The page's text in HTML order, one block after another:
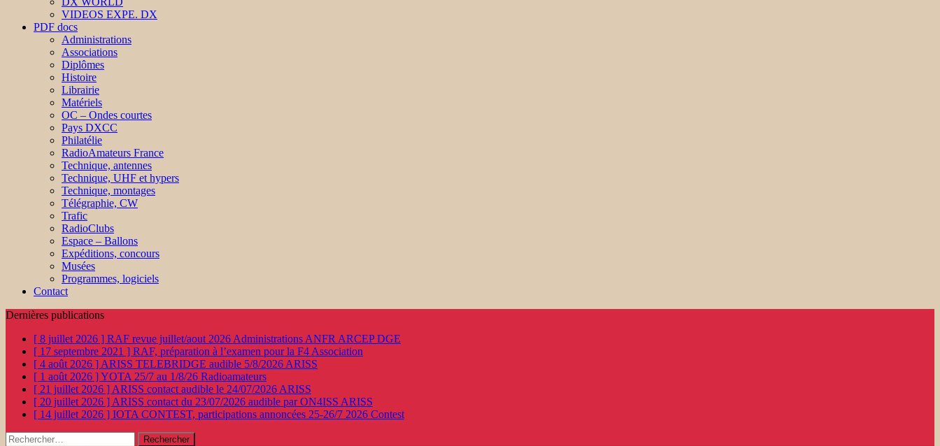
VIDEOS EXPE. DX
PDF docs
Administrations
Associations
Diplômes
Histoire
Librairie
Matériels
OC – Ondes courtes
Pays DXCC
Philatélie
RadioAmateurs France
Technique, antennes
Technique, UHF et hypers
Technique, montages
Télégraphie, CW
Trafic
RadioClubs
Espace – Ballons
Expéditions, concours
Musées
Programmes, logiciels
Contact
Dernières publications
[ 8 juillet 2026 ] RAF revue juillet/aout 2026 Administrations ANFR ARCEP DGE
[ 17 septembre 2021 ] RAF, préparation à l’examen pour la F4 Association
[ 4 août 2026 ] ARISS TELEBRIDGE audible 5/8/2026 ARISS
[ 1 août 2026 ]YOTA 25/7 au 1/8/26 Radioamateurs
[ 21 juillet 2026 ] ARISS contact audible le 24/07/2026 ARISS
[ 20 juillet 2026 ] ARISS contact du 23/07/2026 audible par ON4ISS ARISS
[ 14 juillet 2026 ] IOTA CONTEST, participations annoncées 25-26/7 2026 Contest
Rechercher :